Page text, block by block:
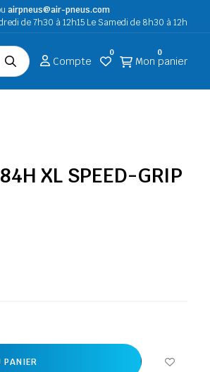
airpneus@air-pneus.com
de 7h30 à 12h15 Le Samedi de 8h30 à 12h
Compte
0
Mon panier
0
XL SPEED-GRIP
PANIER